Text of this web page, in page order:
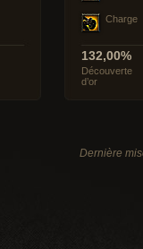
Charge
132,00%
Découverte
d’or
Dernière